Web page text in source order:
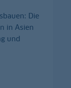
Die
in Asien
und